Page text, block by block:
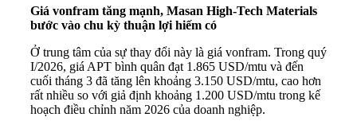
Giá vonfram tăng mạnh, Masan High-Tech Materials
bước vào chu kỳ thuận lợi hiếm có
Ở trung tâm của sự thay đổi này là giá vonfram. Trong quý
I/2026, giá APT bình quân đạt 1.865 USD/mtu và đến
cuối tháng 3 đã tăng lên khoảng 3.150 USD/mtu, cao hơn
rất nhiều so với giả định khoảng 1.200 USD/mtu trong kế
hoạch điều chỉnh năm 2026 của doanh nghiệp.